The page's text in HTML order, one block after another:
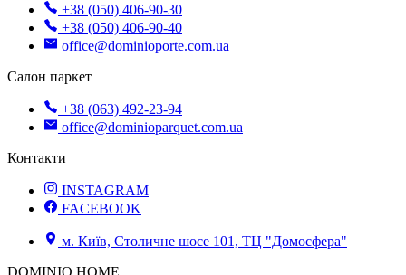
+38 (050) 406-90-30
+38 (050) 406-90-40
office@dominioporte.com.ua
Салон паркет
+38 (063) 492-23-94
office@dominioparquet.com.ua
Контакти
INSTAGRAM
FACEBOOK
м. Київ, Столичне шосе 101, ТЦ "Домосфера"
DOMINIO HOME